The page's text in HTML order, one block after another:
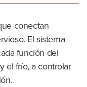
conectan
El sistema
función del
el frío, a controlar